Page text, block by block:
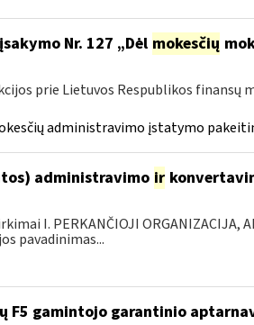
Nr. 127 „Dėl mokesčių
prie Lietuvos Respublikos finansų
administravimo įstatymo
administravimo ir
I. PERKANČIOJI ORGANIZACIJA,
pavadinimas...
F5 gamintojo garantinio